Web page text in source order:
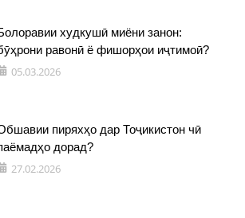
худкушӣ миёни занон:
равонӣ ё фишорҳои иҷтимоӣ?
05.03.2026
пиряхҳо дар Тоҷикистон чӣ
дорад?
27.02.2026